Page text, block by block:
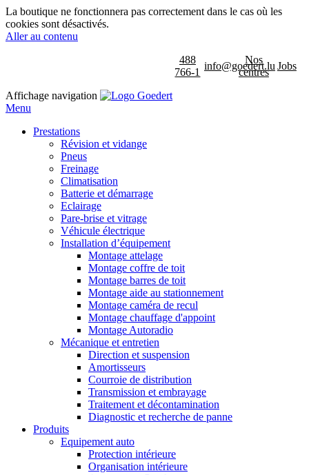
La boutique ne fonctionnera pas correctement dans le cas où les
cookies sont désactivés.
Aller au contenu
488
766-1
info@goedert.lu
Nos
centres
Jobs
Affichage navigation
Menu
Prestations
Révision et vidange
Pneus
Freinage
Climatisation
Batterie et démarrage
Eclairage
Pare-brise et vitrage
Véhicule électrique
Installation d’équipement
Montage attelage
Montage coffre de toit
Montage barres de toit
Montage aide au stationnement
Montage caméra de recul
Montage chauffage d'appoint
Montage Autoradio
Mécanique et entretien
Direction et suspension
Amortisseurs
Courroie de distribution
Transmission et embrayage
Traitement et décontamination
Diagnostic et recherche de panne
Produits
Equipement auto
Protection intérieure
Organisation intérieure